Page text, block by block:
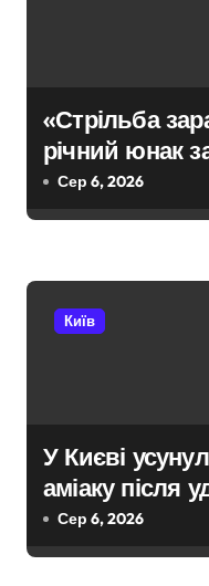
п
с
«Стрільба
річний юнак
ракети у дворі»
Сер 6, 2026
Київ
У Києві
аміаку після
Сер 6, 2026